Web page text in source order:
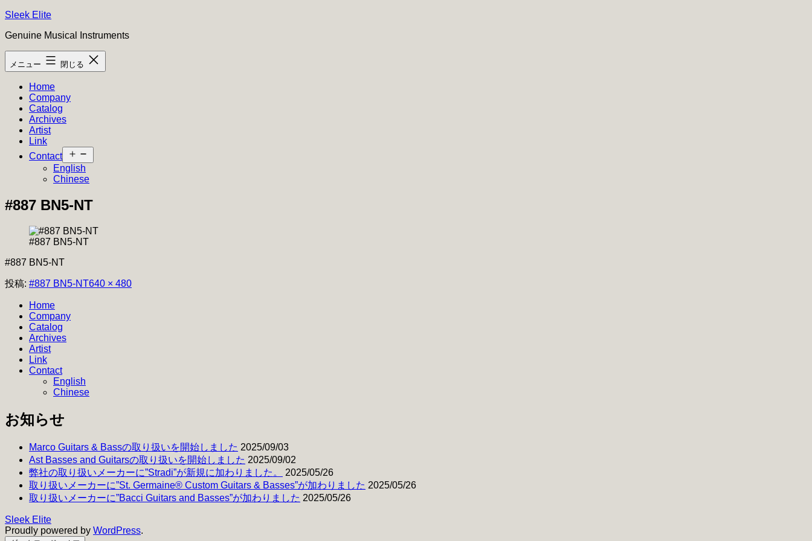
コ
テ
ン
ツ
Sleek Elite
Genuine Musical Instruments
メニュー 閉じる
Home
Company
Catalog
Archives
Artist
Link
Contact
ニ
ー
English
Chinese
#887 BN5-NT
#887 BN5-NT
#887 BN5-NT
投稿: #887 BN5-NTフ
640 × 480
Home
Company
Catalog
Archives
Artist
Link
Contact
English
Chinese
お知らせ
Marco Guitars & Bassの取り扱いを開始しました 2025/09/03
Ast Basses and Guitarsの取り扱いを開始しました 2025/09/02
弊社の取り扱いメーカーに”Stradi”が新規に加わりました。
2025/05/26
取り扱いメーカーに”St. Germaine® Custom Guitars & Basses”が加わりました 2025/05/26
取り扱いメーカーに”Bacci Guitars and Basses”が加わりました 2025/05/26
Sleek Elite
Proudly powered by WordPress.